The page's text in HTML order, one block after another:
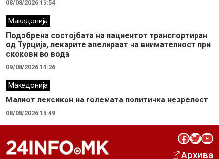
08/08/2026 16:54
Македонија
Подобрена состојбата на пациентот транспортиран
од Турција, лекарите апелираат на внимателност при
скокови во вода
09/08/2026 14:26
Македонија
Малиот лексикон на големата политичка незрелост
08/08/2026 16:49
Facebook Twitter YouTube
Архива